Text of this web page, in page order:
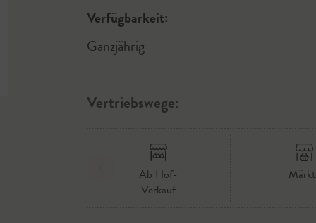
Verfügbarkeit:
Ganzjährig
Vertriebswege:
Ab Hof-
Verkauf